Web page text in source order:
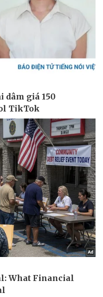
Giá vàng
Tiêu dùng
Tỷ giá
Chứng khoán